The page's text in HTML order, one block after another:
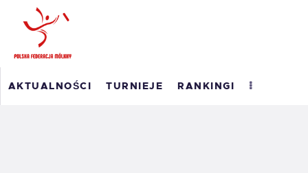
AKTUALNOŚCI TURNIEJE RANKINGI
POLSKI RANKING